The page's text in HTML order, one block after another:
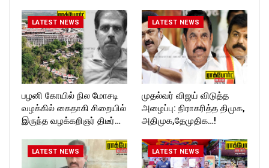
LATEST NEWS
பழனி கோயில் நில மோசடி
வழக்கில் கைதாகி சிறையில்
இருந்த வழக்கறிஞர் திடீர்…
LATEST NEWS
முதல்வர் விஜய் விடுத்த
அழைப்பு: நிராகரித்த திமுக,
அதிமுக,தேமுதிக…!
LATEST NEWS LATEST NEWS